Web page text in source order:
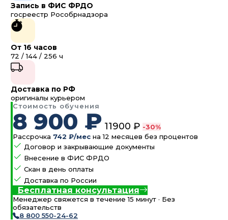
Запись в ФИС ФРДО
госреестр Рособрнадзора
От 16 часов
72 / 144 / 256 ч
Доставка по РФ
оригиналы курьером
Стоимость обучения
8 900 ₽ 11900 ₽ -30%
Рассрочка 742 ₽/мес на 12 месяцев без процентов
Договор и закрывающие документы
Внесение в ФИС ФРДО
Скан в день оплаты
Доставка по России
Бесплатная консультация
Менеджер свяжется в течение 15 минут · Без
обязательств
8 800 550-24-62